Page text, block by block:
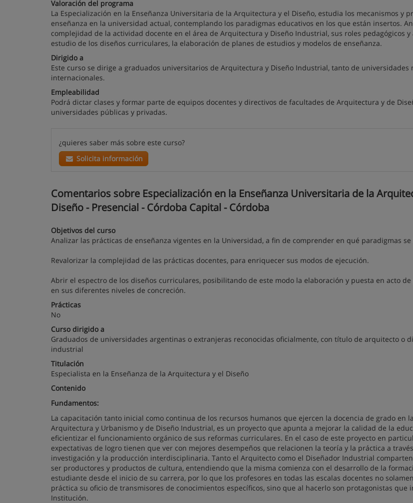
Valoración del programa
La Especialización en la Enseñanza Universitaria de la Arquitectura y el Diseño, estudia los mecanismos y
enseñanza en la universidad actual, contemplando los paradigmas educativos en los que están insertos.
complejidad de la actividad docente en el área de Arquitectura y Diseño Industrial, sus roles pedagógicos y
estudio de los diseños curriculares, la elaboración de planes de estudios y modelos de enseñanza.
Dirigido a
Este curso se dirige a graduados universitarios de Arquitectura y Diseño Industrial, tanto de universidades
internacionales.
Empleabilidad
Podrá dictar clases y formar parte de equipos docentes y directivos de facultades de Arquitectura y de
universidades públicas y privadas.
¿quieres saber más sobre este curso?
Solicita información
Comentarios sobre Especialización en la Enseñanza Universitaria de la
Diseño - Presencial - Córdoba Capital - Córdoba
Objetivos del curso
Analizar las prácticas de enseñanza vigentes en la Universidad, a fin de comprender en qué paradigmas
Revalorizar la complejidad de las prácticas docentes, para enriquecer sus modos de ejecución.
Abrir el espectro de los diseños curriculares, posibilitando de este modo la elaboración y puesta en acto
en sus diferentes niveles de concreción.
Prácticas
No
Curso dirigido a
Graduados de universidades argentinas o extranjeras reconocidas oficialmente, con título de arquitecto o
industrial
Titulación
Especialista en la Enseñanza de la Arquitectura y el Diseño
Contenido
Fundamentos:
La capacitación tanto inicial como continua de los recursos humanos que ejercen la docencia de grado en
Arquitectura y Urbanismo y de Diseño Industrial, es un proyecto que apunta a mejorar la calidad de la
eficientizar el funcionamiento orgánico de sus reformas curriculares. En el caso de este proyecto en
expectativas de logro tienen que ver con mejores desempeños que relacionen la teoría y la práctica a
investigación y la producción interdisciplinaria. Tanto el Arquitecto como el Diseñador Industrial
ser productores y productos de cultura, entendiendo que la misma comienza con el desarrollo de la
estudiante desde el inicio de su carrera, por lo que los profesores en todas las escalas docentes no
práctica su oficio de transmisores de conocimientos específicos, sino que al hacerlo son protagonistas que
Institución.